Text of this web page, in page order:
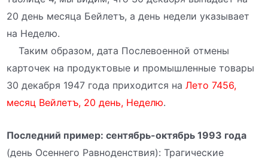
20 день месяца Бейлетъ, а день недели указывает
на Неделю.
Таким образом, дата Послевоенной отмены
карточек на продуктовые и промышленные товары
30 декабря 1947 года приходится наЛето 7456,
месяц Вейлетъ, 20 день, Неделю.
Последний пример: сентябрь-октябрь 1993 года
(день Осеннего Равноденствия): Трагические